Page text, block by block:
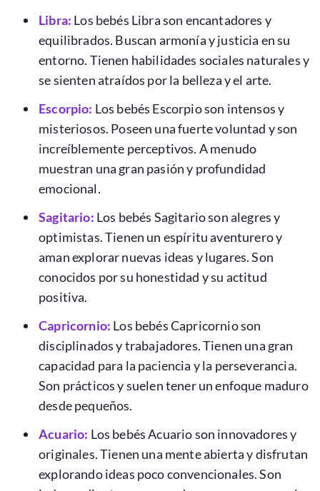
Libra: Los bebés Libra son encantadores y
equilibrados. Buscan armonía y justicia en su
entorno. Tienen habilidades sociales naturales y
se sienten atraídos por la belleza y el arte.
Escorpio: Los bebés Escorpio son intensos y
misteriosos. Poseen una fuerte voluntad y son
increíblemente perceptivos. A menudo
muestran una gran pasión y profundidad
emocional.
Sagitario: Los bebés Sagitario son alegres y
optimistas. Tienen un espíritu aventurero y
aman explorar nuevas ideas y lugares. Son
conocidos por su honestidad y su actitud
positiva.
Capricornio: Los bebés Capricornio son
disciplinados y trabajadores. Tienen una gran
capacidad para la paciencia y la perseverancia.
Son prácticos y suelen tener un enfoque maduro
desde pequeños.
Acuario: Los bebés Acuario son innovadores y
originales. Tienen una mente abierta y disfrutan
explorando ideas poco convencionales. Son